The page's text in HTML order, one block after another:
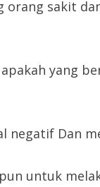
sakit
yang
negatif Dan
untuk